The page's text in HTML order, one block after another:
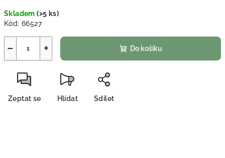
Skladem(>5 ks)
Kód: 66527
+
− Do košíku
Zeptat se Hlídat Sdílet